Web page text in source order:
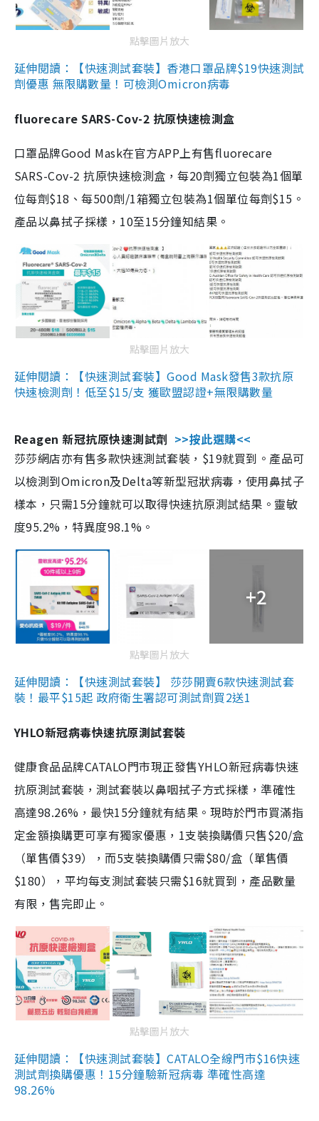
點擊圖片放大
延伸閱讀：【快速測試套裝】香港口罩品牌$19快速測試
劑優惠 無限購數量！可檢測Omicron病毒
fluorecare SARS-Cov-2 抗原快速檢測盒
口罩品牌Good Mask在官方APP上有售fluorecare
SARS-Cov-2 抗原快速檢測盒，每20劑獨立包裝為1個單
位每劑$18、每500劑/1箱獨立包裝為1個單位每劑$15。
產品以鼻拭子採樣，10至15分鐘知結果。
點擊圖片放大
延伸閱讀：【快速測試套裝】Good Mask發售3款抗原
快速檢測劑！低至$15/支 獲歐盟認證+無限購數量
Reagen 新冠抗原快速測試劑 >>按此選購<<
莎莎網店亦有售多款快速測試套裝，$19就買到。產品可
以檢測到Omicron及Delta等新型冠狀病毒，使用鼻拭子
樣本，只需15分鐘就可以取得快速抗原測試結果。靈敏
度95.2%，特異度98.1%。
+2
點擊圖片放大
延伸閱讀：【快速測試套裝】 莎莎開賣6款快速測試套
裝！最平$15起 政府衛生署認可測試劑買2送1
YHLO新冠病毒快速抗原測試套裝
健康食品品牌CATALO門市現正發售YHLO新冠病毒快速
抗原測試套裝，測試套裝以鼻咽拭子方式採樣，準確性
高達98.26%，最快15分鐘就有結果。現時於門市買滿指
定金額換購更可享有獨家優惠，1支裝換購價只售$20/盒
（單售價$39），而5支裝換購價只需$80/盒（單售價
$180），平均每支測試套裝只需$16就買到，產品數量
有限，售完即止。
點擊圖片放大
延伸閱讀：【快速測試套裝】CATALO全線門市$16快速
測試劑換購優惠！15分鐘驗新冠病毒 準確性高達
98.26%